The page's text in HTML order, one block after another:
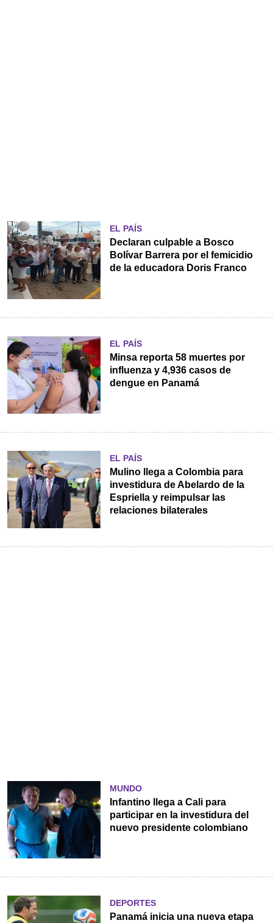
EL PAÍS
Declaran culpable a Bosco
Bolívar Barrera por el femicidio
de la educadora Doris Franco
EL PAÍS
Minsa reporta 58 muertes por
influenza y 4,936 casos de
dengue en Panamá
EL PAÍS
Mulino llega a Colombia para
investidura de Abelardo de la
Espriella y reimpulsar las
relaciones bilaterales
MUNDO
Infantino llega a Cali para
participar en la investidura del
nuevo presidente colombiano
DEPORTES
Panamá inicia una nueva etapa